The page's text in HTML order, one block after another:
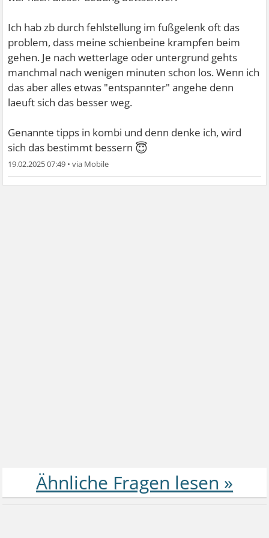
Ich hab zb durch fehlstellung im fußgelenk oft das
problem, dass meine schienbeine krampfen beim
gehen. Je nach wetterlage oder untergrund gehts
manchmal nach wenigen minuten schon los. Wenn ich
das aber alles etwas "entspannter" angehe denn
laeuft sich das besser weg.
Genannte tipps in kombi und denn denke ich, wird
sich das bestimmt bessern 😇
19.02.2025 07:49 •